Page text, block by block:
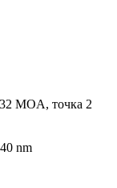
MOA, точка 2
nm